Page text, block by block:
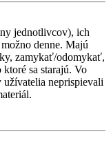
jednotlivcov), ich
denne. Majú
zamykať/odomykať,
sa starajú. Vo
užívatelia neprispievali